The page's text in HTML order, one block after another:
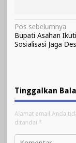
Navigasi
pos
Pos sebelumnya
Bupati Asahan Ikuti
Sosialisasi Jaga
Tinggalkan
Alamat email Anda
ditandai *